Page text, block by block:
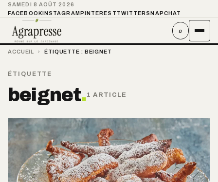
SAMEDI 8 AOÛT 2026
FACEBOOKINSTAGRAMPINTEREST TWITTER SNAPCHAT
⌕
ACCUEIL › ÉTIQUETTE : BEIGNET
ÉTIQUETTE
beignet.1 ARTICLE